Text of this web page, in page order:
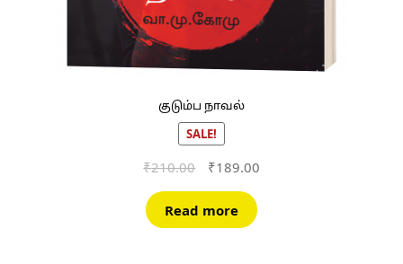
குடும்ப நாவல்
SALE!
₹210.00
Original
was:
₹210.00.
₹189.00Current
Read more